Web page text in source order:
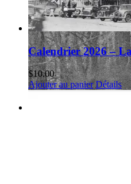
Calendrier 2026 –
$10.00
Ajouter au panier Détails